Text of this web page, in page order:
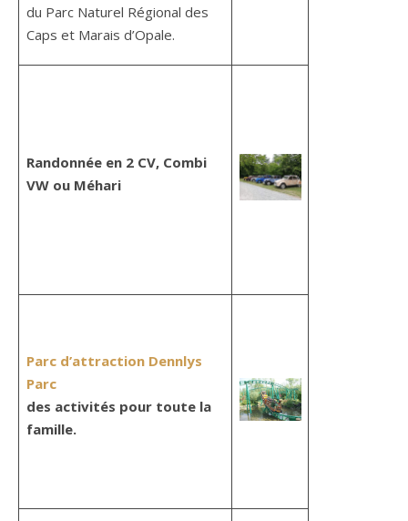
du Parc Naturel Régional des
Caps et Marais d’Opale.
Randonnée en 2 CV, Combi
VW ou Méhari
Parc d’attraction Dennlys
Parc
des activités pour toute la
famille.